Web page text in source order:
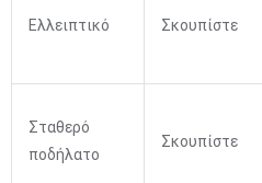
Ελλειπτικό Σκουπίστε
Σταθερό
ποδήλατο
Σκουπίστε